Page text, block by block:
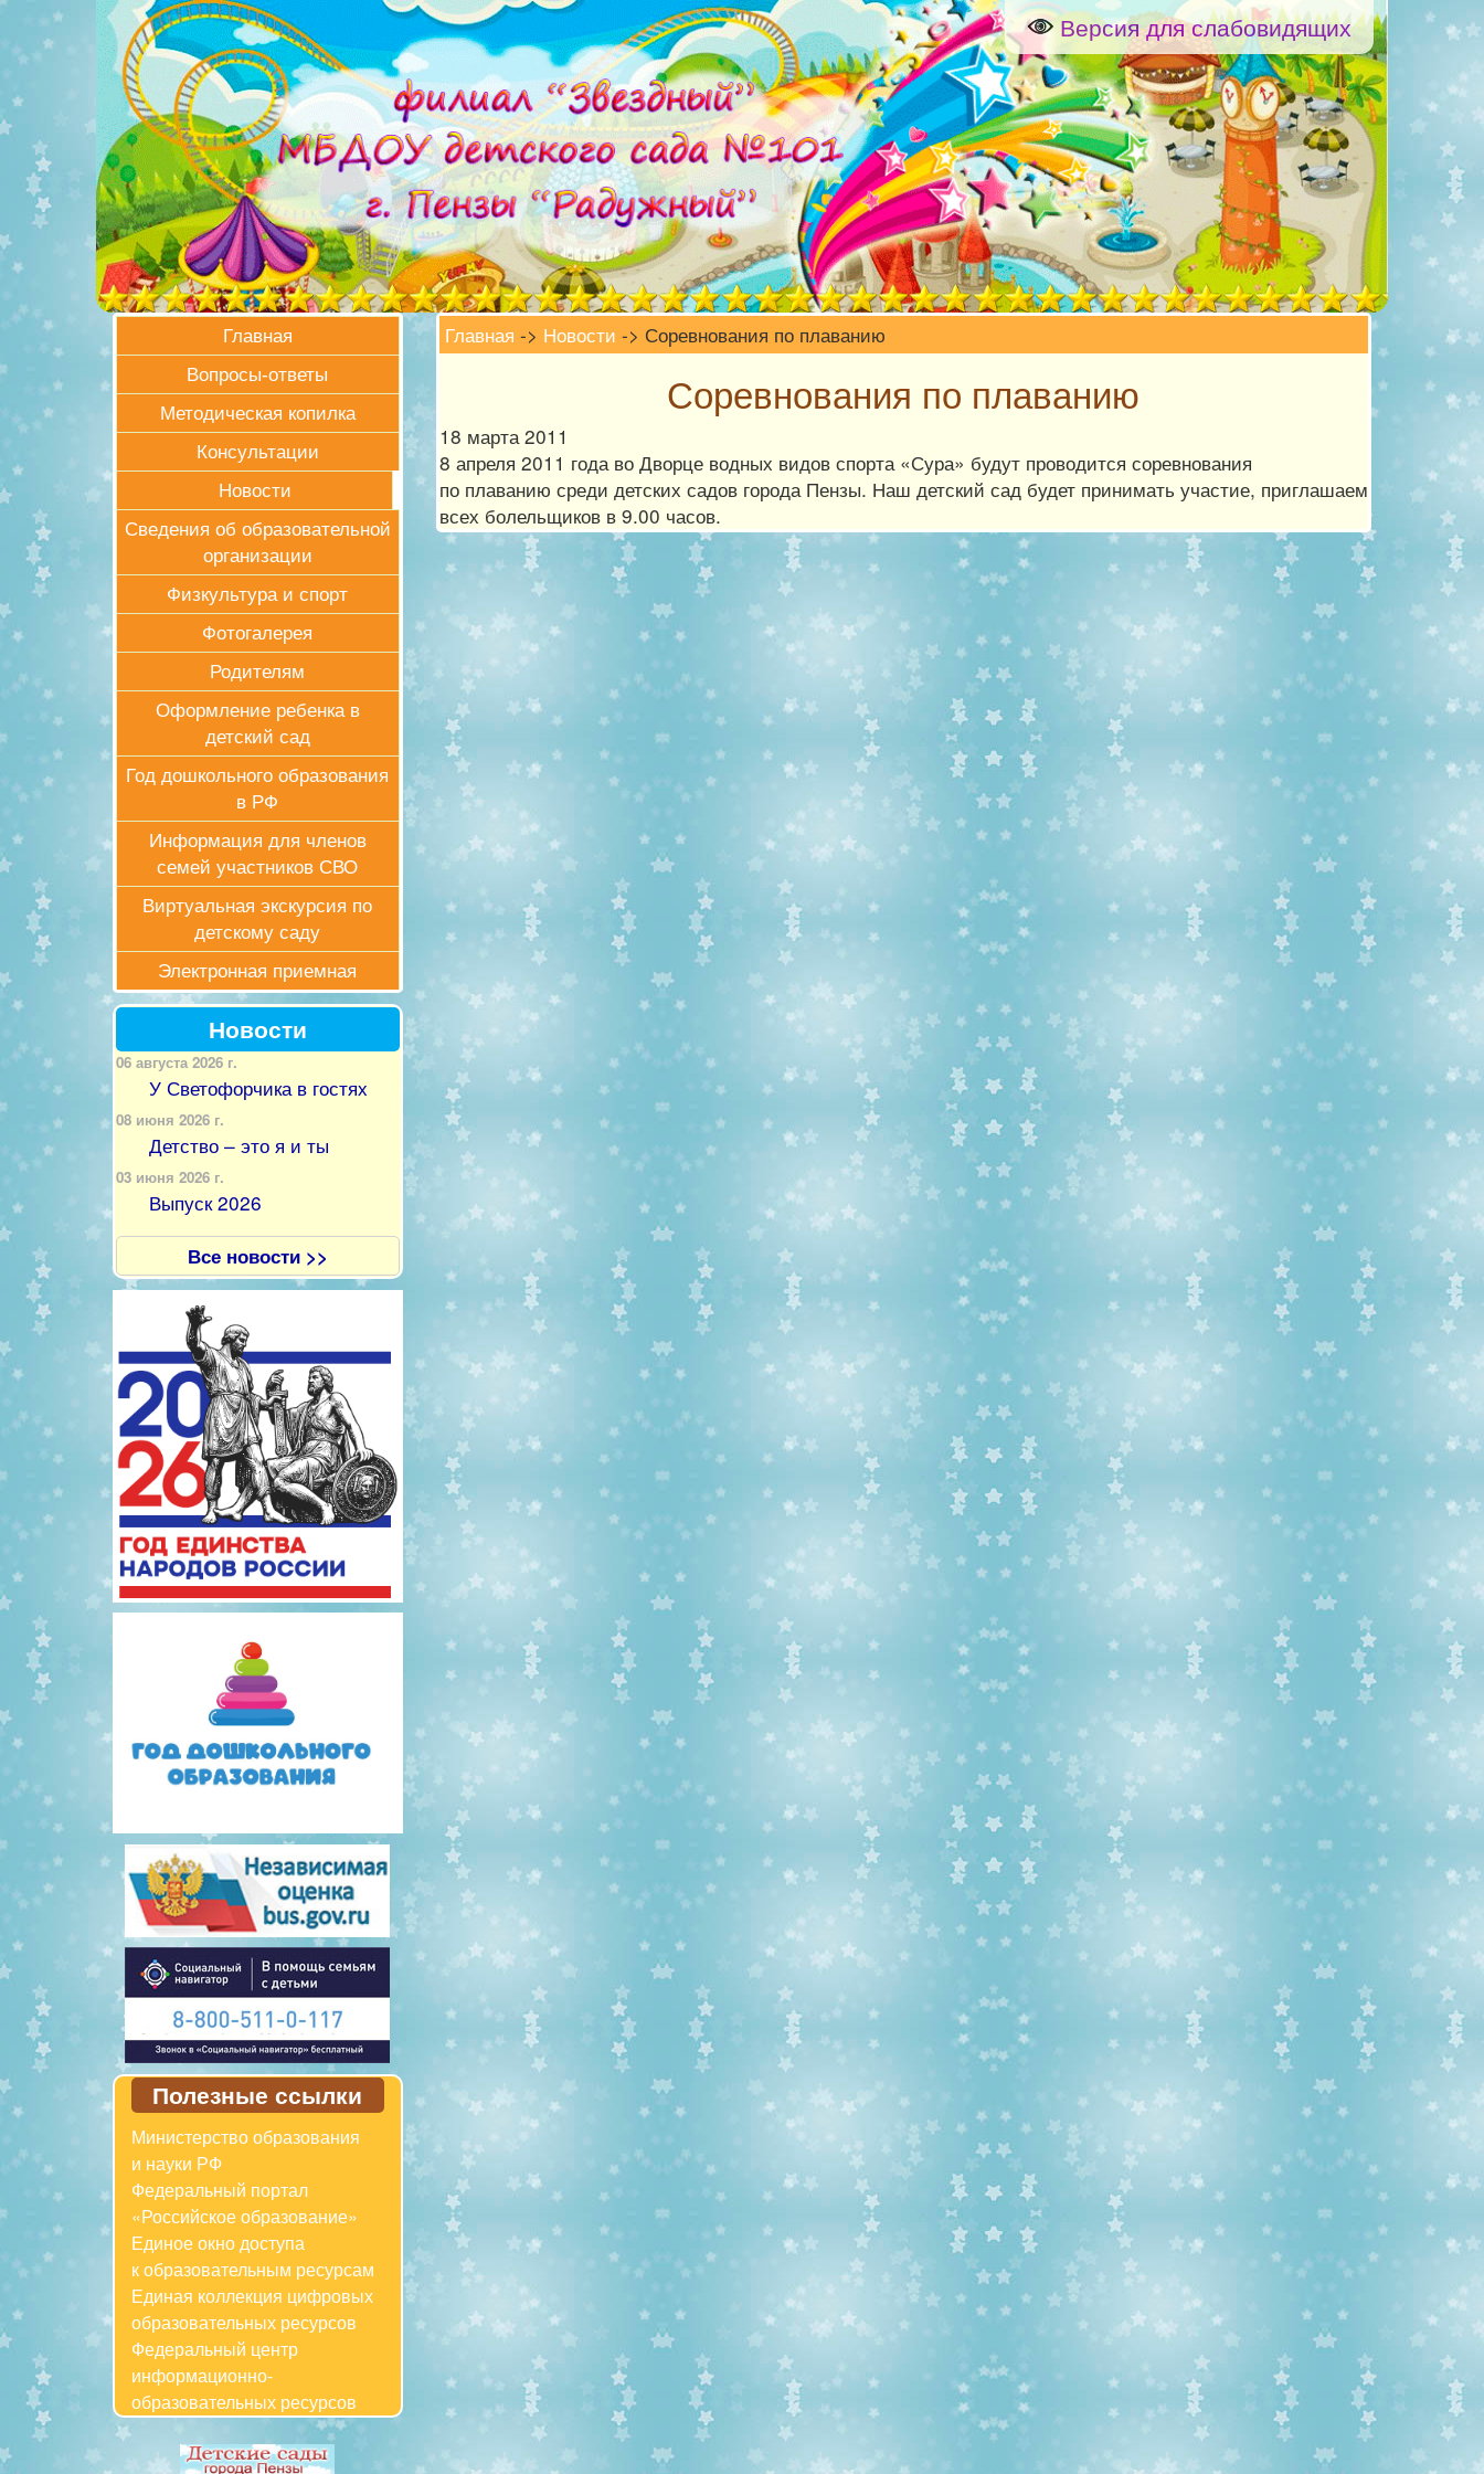
Версия для слабовидящих
Главная
Вопросы-ответы
Методическая копилка
Консультации
Новости
Сведения об образовательной
организации
Физкультура и спорт
Фотогалерея
Родителям
Оформление ребенка в
детский сад
Год дошкольного образования
в РФ
Информация для членов
семей участников СВО
Виртуальная экскурсия по
детскому саду
Электронная приемная
Новости
06 августа 2026 г.
У Светофорчика в гостях
08 июня 2026 г.
Детство – это я и ты
03 июня 2026 г.
Выпуск 2026
Все новости >>
Полезные ссылки
Министерство образования
и науки РФ
Федеральный портал
«Российское образование»
Единое окно доступа
к образовательным ресурсам
Единая коллекция цифровых
образовательных ресурсов
Федеральный центр
информационно-
образовательных ресурсов
Главная -> Новости -> Соревнования по плаванию
Соревнования по плаванию
18 марта 2011
8 апреля 2011 года во Дворце водных видов спорта «Сура» будут проводится соревнования
по плаванию среди детских садов города Пензы. Наш детский сад будет принимать участие, приглашаем
всех болельщиков в 9.00 часов.